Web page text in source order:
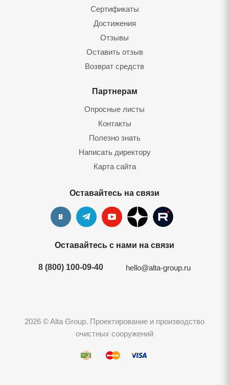
Сертификаты
Достижения
Отзывы
Оставить отзыв
Возврат средств
Партнерам
Опросные листы
Контакты
Полезно знать
Написать директору
Карта сайта
Оставайтесь на связи
Оставайтесь с нами на связи
8 (800) 100-09-40 hello@alta-group.ru
2026 © Alta Group. Проектирование и производство
очистных сооружений